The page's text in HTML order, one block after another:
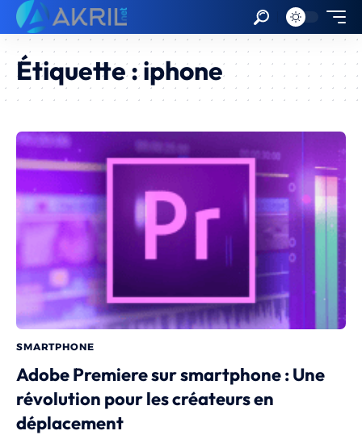
Étiquette :iphone
SMARTPHONE
Adobe Premiere sur smartphone : Une
révolution pour les créateurs en
déplacement